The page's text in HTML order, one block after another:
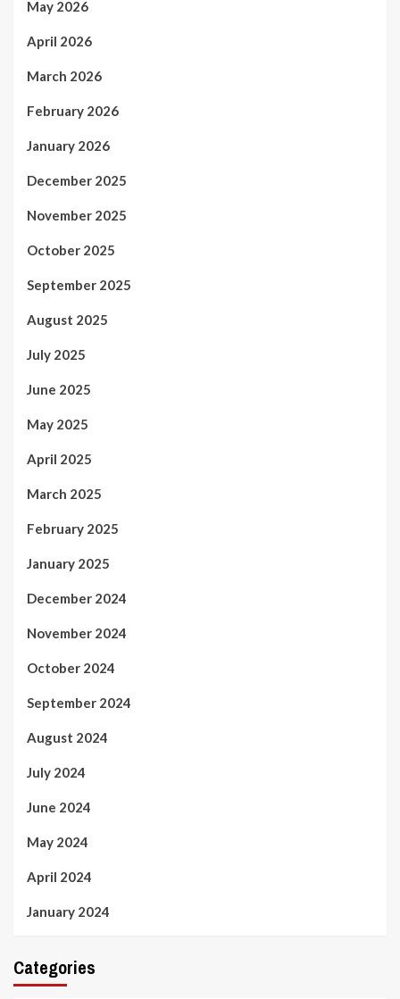
May 2026
April 2026
March 2026
February 2026
January 2026
December 2025
November 2025
October 2025
September 2025
August 2025
July 2025
June 2025
May 2025
April 2025
March 2025
February 2025
January 2025
December 2024
November 2024
October 2024
September 2024
August 2024
July 2024
June 2024
May 2024
April 2024
January 2024
Categories